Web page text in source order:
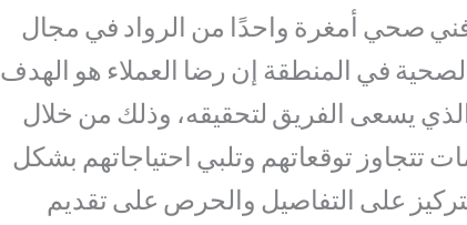
صحي أمغرة واحدًا من الرواد في مجال
في المنطقة إن رضا العملاء هو الهدف
يسعى الفريق لتحقيقه، وذلك من خلال
تتجاوز توقعاتهم وتلبي احتياجاتهم بشكل
على التفاصيل والحرص على تقديم